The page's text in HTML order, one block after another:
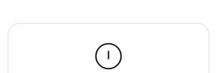
Calças
57% algodão, 43% poliéster